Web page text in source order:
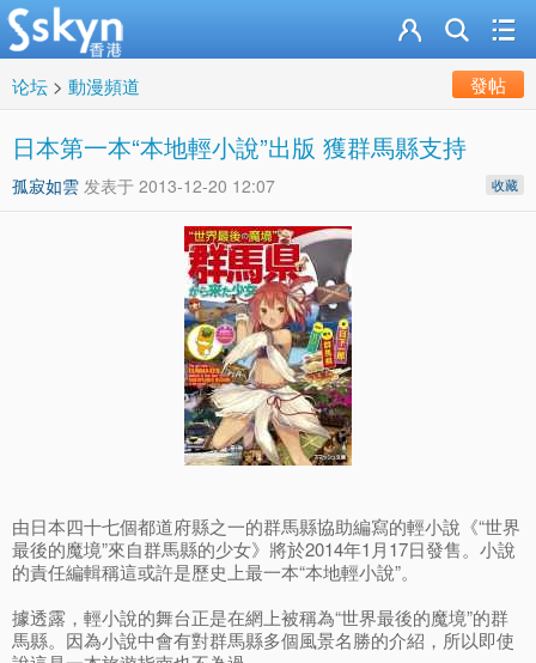
论坛 > 動漫頻道 發帖
日本第一本“本地輕小說”出版 獲群馬縣支持
收藏
孤寂如雲 发表于 2013-12-20 12:07
由日本四十七個都道府縣之一的群馬縣協助編寫的輕小說《“世界
最後的魔境”來自群馬縣的少女》將於2014年1月17日發售。小說
的責任編輯稱這或許是歷史上最一本“本地輕小說”。
據透露，輕小說的舞台正是在網上被稱為“世界最後的魔境”的群
馬縣。因為小說中會有對群馬縣多個風景名勝的介紹，所以即使